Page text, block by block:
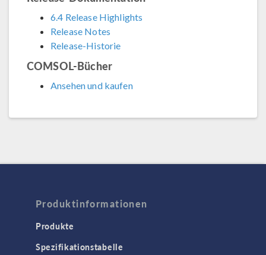
6.4 Release Highlights
Release Notes
Release-Historie
COMSOL-Bücher
Ansehen und kaufen
Produktinformationen
Produkte
Spezifikationstabelle